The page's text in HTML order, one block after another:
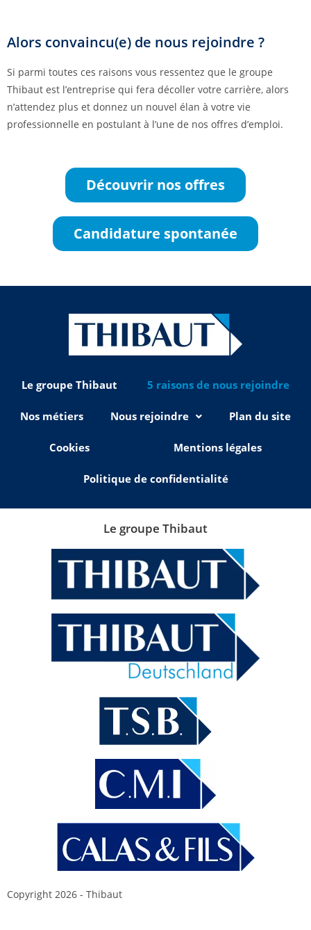
Alors convaincu(e) de nous rejoindre ?
Si parmi toutes ces raisons vous ressentez que le groupe
Thibaut est l’entreprise qui fera décoller votre carrière, alors
n’attendez plus et donnez un nouvel élan à votre vie
professionnelle en postulant à l’une de nos offres d’emploi.
Découvrir nos offres
Candidature spontanée
Le groupe Thibaut 5 raisons de nous rejoindre
Nos métiers Nous rejoindre Plan du site
Cookies Mentions légales
Politique de confidentialité
Le groupe Thibaut
Copyright 2026 - Thibaut